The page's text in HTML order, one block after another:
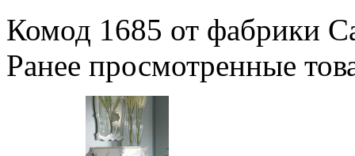
Комод 1685 от фабрики
Ранее просмотренные